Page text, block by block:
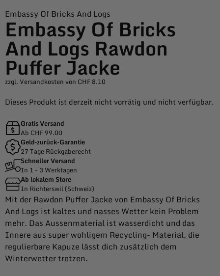
Embassy Of Bricks And Logs
Embassy Of Bricks
And Logs Rawdon
Puffer Jacke
zzgl. Versandkosten von CHF 8.10
Dieses Produkt ist derzeit nicht vorrätig und nicht verfügbar.
Gratis Versand
Ab CHF 99.00
Geld-zurück-Garantie
27 Tage Rückgaberecht
Schneller Versand
In 1 - 3 Werktagen
Ab lokalem Store
In Richterswil (Schweiz)
Mit der Rawdon Puffer Jacke von Embassy Of Bricks
And Logs ist kaltes und nasses Wetter kein Problem
mehr. Das Aussenmaterial ist wasserdicht und das
Innere aus super wohligem Recycling- Material, die
regulierbare Kapuze lässt dich zusätzlich dem
Winterwetter trotzen.